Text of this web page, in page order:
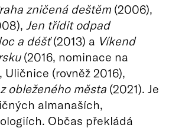
zničenádeštěm (2006),
Jen třídit odpad
a déšť(2013) a Víkend
(2016, nominace na
(rovněž 2016),
obleženého města (2021). Je
almanaších,
Občas překládá